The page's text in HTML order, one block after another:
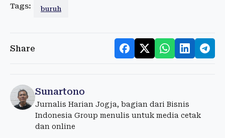
Tags: buruh
Share
Sunartono
Jurnalis Harian Jogja, bagian dari Bisnis
Indonesia Group menulis untuk media cetak
dan online